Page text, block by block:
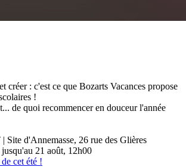
créer : c'est ce que Bozarts Vacances propose
!
de quoi recommencer en douceur l'année
d'Annemasse, 26 rue des Glières
21 août, 12h00
cet été !